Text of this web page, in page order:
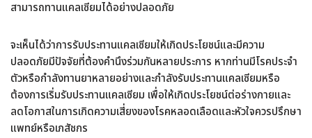
สามารถทานแคลเซียมได้อย่างปลอดภัย
จะเห็นได้ว่าการรับประทานแคลเซียมให้เกิดประโยชน์และมีความ
ปลอดภัยมีปัจจัยที่ต้องคำนึงร่วมกันหลายประการ หากท่านมีโรคประจำ
ตัวหรือกำลังทานยาหลายอย่างและกำลังรับประทานแคลเซียมหรือ
ต้องการเริ่มรับประทานแคลเซียม เพื่อให้เกิดประโยชน์ต่อร่างกายและ
ลดโอกาสในการเกิดความเสี่ยงของโรคหลอดเลือดและหัวใจควรปรึกษา
แพทย์หรือเภสัชกร